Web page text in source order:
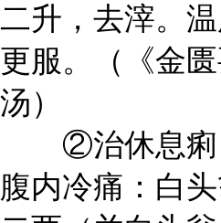
二升，去滓。
更服。（《金
汤）
②治休息痢
腹内冷痛：白